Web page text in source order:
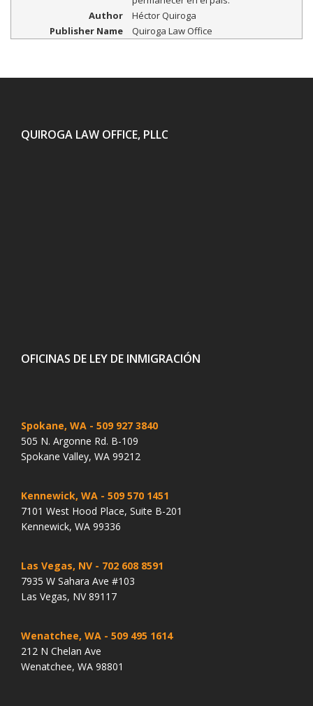
Author
Héctor Quiroga
Publisher Name
Quiroga Law Office
QUIROGA LAW OFFICE, PLLC
OFICINAS DE LEY DE INMIGRACIÓN
Spokane, WA - 509 927 3840
505 N. Argonne Rd. B-109
Spokane Valley, WA 99212
Kennewick, WA - 509 570 1451
7101 West Hood Place, Suite B-201
Kennewick, WA 99336
Las Vegas, NV - 702 608 8591
7935 W Sahara Ave #103
Las Vegas, NV 89117
Wenatchee, WA - 509 495 1614
212 N Chelan Ave
Wenatchee, WA 98801